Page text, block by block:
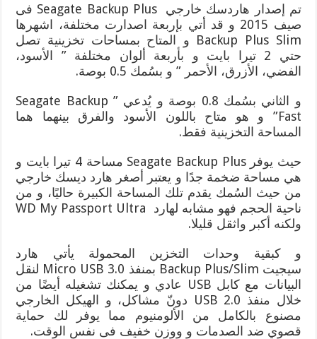
تم إصدار هاردسك خارجي Seagate Backup Plus فى
صيف 2015 و قد أتي بإربعة اصدارت مختلفة، اشهرها
Backup Plus Slim و المتاح بمساحات تخزينية تصل
حتي 2 تيرا بايت و بأربعة ألوان مختلفة ” الأسود،
الفضي، الأزرق، الأحمر ” و بسُمك 0.5 بوصة.
و الثاني بسُمك 0.8 بوصة و يُدعي ” Seagate Backup
Fast” و هو متاح باللون الأسود والفرق بينهما هما
المساحة التخزينية فقط.
حيث يوفر Seagate Backup Plus مساحة 4 تيرا بايت و
هي مساحة ضخمة جدًا و يعتبر أصغر هارد ديسك خارجي
من حيث السُمك يقدم تلك المساحة الكبيرة حاليًا، و من
ناحية الحجم فهو مشابه لهارد WD My Passport Ultra
ولكنه أكبر واثقل قليلا.
و كبقية وحدات التخزين المحمولة يأتي هارد
سيجيت Backup Plus/Slim بمنفذ Micro USB 3.0 لنقل
البيانات مع كابل USB عادي و يمكنك تشغيله أيضًا من
خلال منفذ USB 2.0 دونّ مشاكل، و الهيكل الخارجي
مصنوع بالكامل من الألومنيوم مما يوفر لك حماية
قصوي ضد الصدمات و ووزن خفيف فى نفس الوقت.